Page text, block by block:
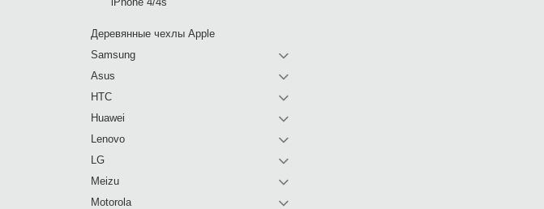
Деревянные чехлы Apple
Samsung
Asus
HTC
Huawei
Lenovo
LG
Meizu
Motorola